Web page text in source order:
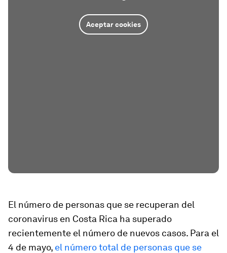
Aceptar cookies
El número de personas que se recuperan del
coronavirus en Costa Rica ha superado
recientemente el número de nuevos casos. Para el
4 de mayo, el número total de personas que se